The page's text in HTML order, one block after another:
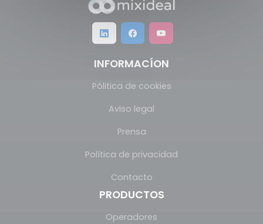
INFORMACÍON
Pólitica de cookies
Aviso legal
Prensa
Política de privacidad
Contacto
PRODUCTOS
Operadores